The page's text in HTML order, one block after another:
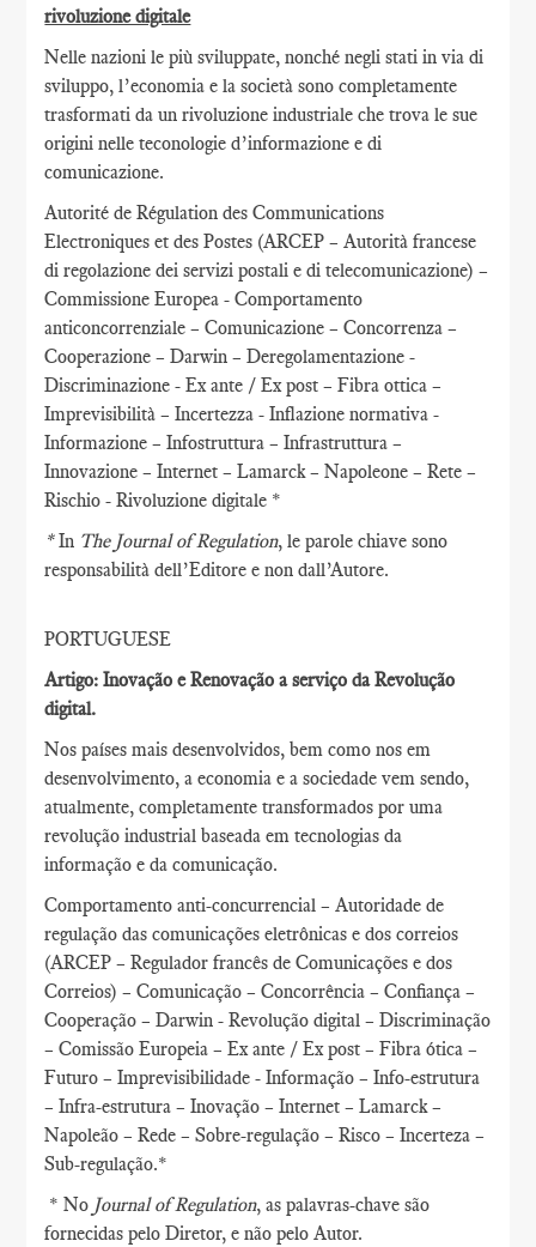
rivoluzione digitale
Nelle nazioni le più sviluppate, nonché negli stati in via di
sviluppo, l’economia e la società sono completamente
trasformati da un rivoluzione industriale che trova le sue
origini nelle teconologie d’informazione e di
comunicazione.
Autorité de Régulation des Communications
Electroniques et des Postes (ARCEP – Autorità francese
di regolazione dei servizi postali e di telecomunicazione) –
Commissione Europea - Comportamento
anticoncorrenziale – Comunicazione – Concorrenza –
Cooperazione – Darwin – Deregolamentazione -
Discriminazione - Ex ante / Ex post – Fibra ottica –
Imprevisibilità – Incertezza - Inflazione normativa -
Informazione – Infostruttura – Infrastruttura –
Innovazione – Internet – Lamarck – Napoleone – Rete –
Rischio - Rivoluzione digitale *
*In The Journal of Regulation, le parole chiave sono
responsabilità dell’Editore e non dall’Autore.
PORTUGUESE
Artigo: Inovação e Renovação a serviço da Revolução
digital.
Nos países mais desenvolvidos, bem como nos em
desenvolvimento, a economia e a sociedade vem sendo,
atualmente, completamente transformados por uma
revolução industrial baseada em tecnologias da
informação e da comunicação.
Comportamento anti-concurrencial – Autoridade de
regulação das comunicações eletrônicas e dos correios
(ARCEP – Regulador francês de Comunicações e dos
Correios) – Comunicação – Concorrência – Confiança –
Cooperação – Darwin - Revolução digital – Discriminação
– Comissão Europeia – Ex ante / Ex post – Fibra ótica –
Futuro – Imprevisibilidade - Informação – Info-estrutura
– Infra-estrutura – Inovação – Internet – Lamarck –
Napoleão – Rede – Sobre-regulação – Risco – Incerteza –
Sub-regulação.*
* No Journal of Regulation, as palavras-chave são
fornecidas pelo Diretor, e não pelo Autor.